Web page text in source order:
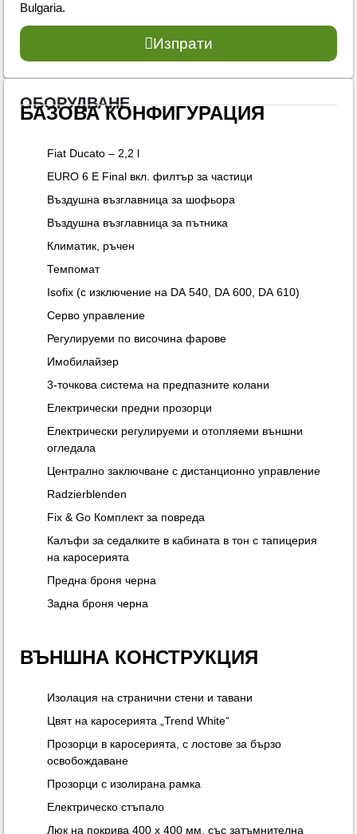
Bulgaria.
Изпрати
ОБОРУДВАНЕ
БАЗОВА КОНФИГУРАЦИЯ
Fiat Ducato – 2,2 l
EURO 6 E Final вкл. филтър за частици
Въздушна възглавница за шофьора
Въздушна възглавница за пътника
Климатик, ръчен
Темпомат
Isofix (с изключение на DA 540, DA 600, DA 610)
Серво управление
Регулируеми по височина фарове
Имобилайзер
3-точкова система на предпазните колани
Електрически предни прозорци
Електрически регулируеми и отопляеми външни
огледала
Централно заключване с дистанционно управление
Radzierblenden
Fix & Go Комплект за повреда
Калъфи за седалките в кабината в тон с тапицерия
на каросерията
Предна броня черна
Задна броня черна
ВЪНШНА КОНСТРУКЦИЯ
Изолация на странични стени и тавани
Цвят на каросерията „Trend White“
Прозорци в каросерията, с лостове за бързо
освобождаване
Прозорци с изолирана рамка
Електрическо стъпало
Люк на покрива 400 x 400 мм, със затъмнителна